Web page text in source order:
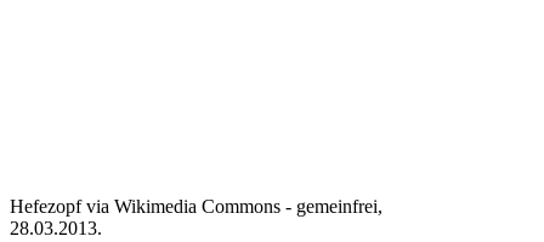
Hefezopf via Wikimedia Commons - gemeinfrei,
28.03.2013.